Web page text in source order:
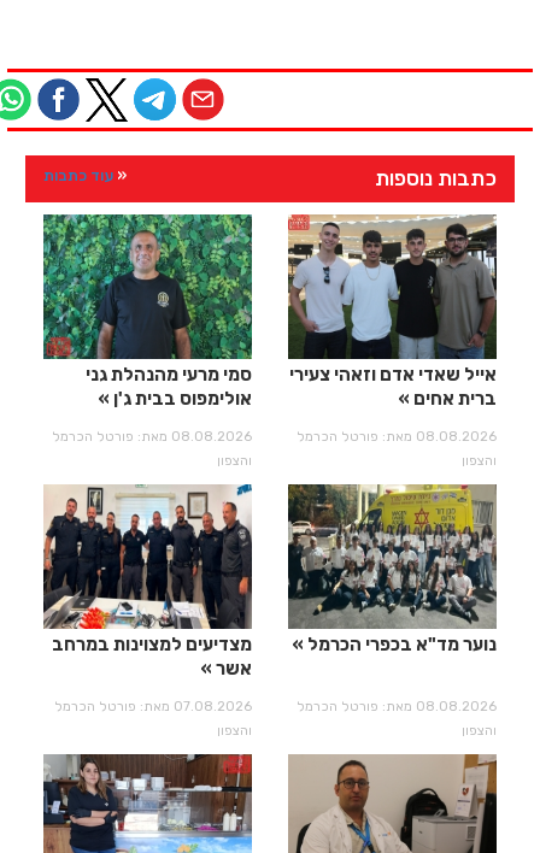
כתבות נוספות עוד כתבות
אייל שאדי אדם וזאהי צעירי
ברית אחים
08.08.2026 מאת: פורטל הכרמל
והצפון
סמי מרעי מהנהלת גני
אולימפוס בבית ג'ן
08.08.2026 מאת: פורטל הכרמל
והצפון
נוער מד"א בכפרי הכרמל
08.08.2026 מאת: פורטל הכרמל
והצפון
מצדיעים למצוינות במרחב
אשר
07.08.2026 מאת: פורטל הכרמל
והצפון